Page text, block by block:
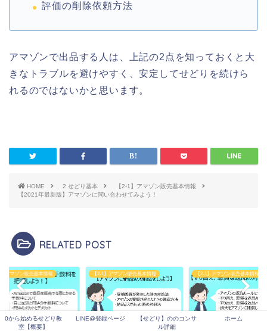
評価の削除依頼方法
アマゾンで出品する人は、上記の2点を知っておくと大
きなトラブルを避けやすく、安定してせどりを続けら
れるのではないかと思います。
HOME 2.せどり基本
【2-1】アマゾン販売基本情報
【2021年最新版】アマゾンに問い合わせてみよう！
RELATED POST
アマゾン販売基本情報
ゾンに納品の確認を
【2-1】アマゾン販売基本情報
すり替え、悪質な返品の
【2-1】アマゾン販売基本情報
0から始めるせどり教
室【概要】
LINE@登録ページ
【せどり】ののコンサ
ル詳細
ホーム